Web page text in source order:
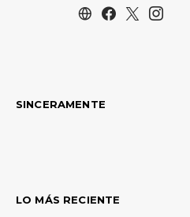
SINCERAMENTE
LO MÁS RECIENTE